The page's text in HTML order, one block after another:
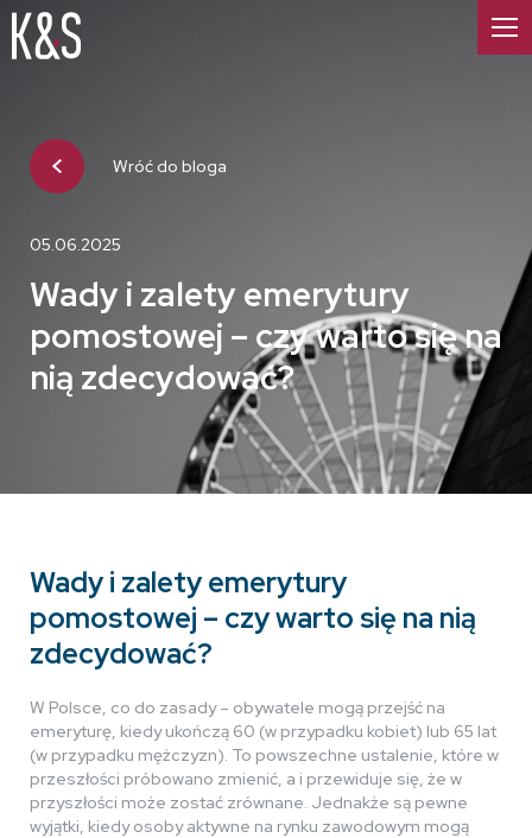
Wróć do bloga
05.06.2025
Wady i zalety emerytury
pomostowej – czy warto się na
nią zdecydować?
Wady i zalety emerytury
pomostowej – czy warto się na nią
zdecydować?
W Polsce, co do zasady – obywatele mogą przejść na
emeryturę, kiedy ukończą 60 (w przypadku kobiet) lub 65 lat
(w przypadku mężczyzn). To powszechne ustalenie, które w
przeszłości próbowano zmienić, a i przewiduje się, że w
przyszłości może zostać zrównane. Jednakże są pewne
wyjątki, kiedy osoby aktywne na rynku zawodowym mogą